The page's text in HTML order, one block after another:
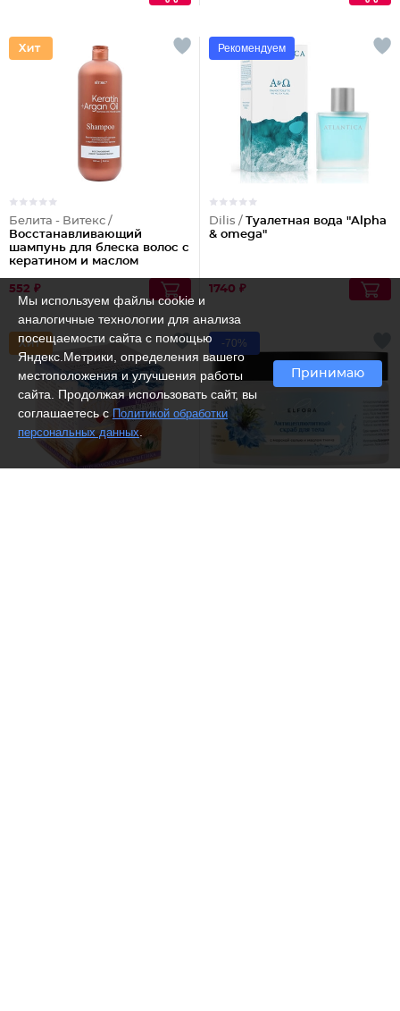
Белита - Витекс /
Восстанавливающий
шампунь для блеска волос с
кератином и маслом
552 ₽
Рекомендуем
Dilis / Туалетная вода "Alpha
& omega"
1740 ₽
-70%
Мы используем файлы cookie и
аналогичные технологии для анализа
посещаемости сайта с помощью
Яндекс.Метрики, определения вашего
местоположения и улучшения работы
сайта. Продолжая использовать сайт, вы
соглашаетесь с Политикой обработки
персональных данных
Принимаю